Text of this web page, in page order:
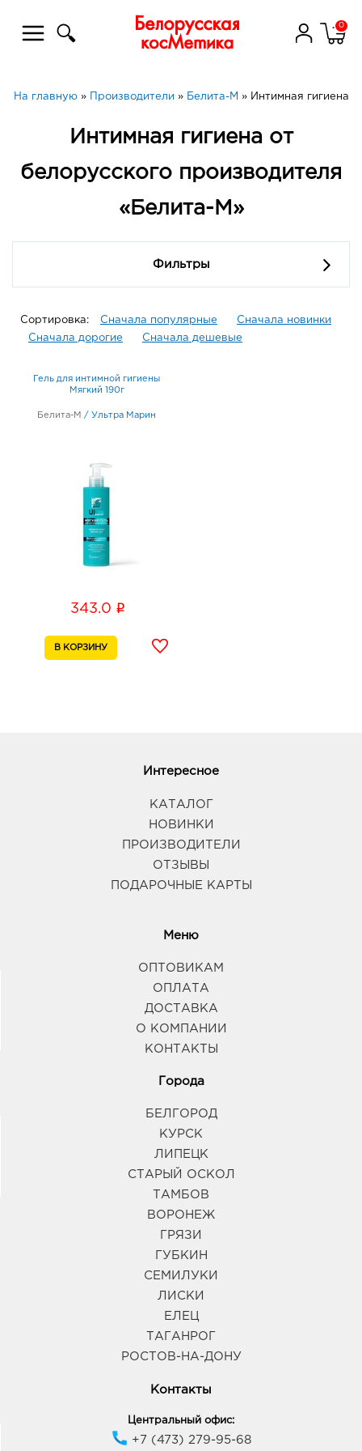
0
На главную» Производители » Белита-М » Интимная гигиена
Интимная гигиена от
белорусского производителя
«Белита-М»
Фильтры
Сортировка: Сначала популярные
Сначала новинки
Сначала дорогие
Сначала дешевые
Гель для интимной гигиены
Мягкий 190г
Белита-М / Ультра Марин
343.0 i
Интересное
КАТАЛОГ
НОВИНКИ
ПРОИЗВОДИТЕЛИ
ОТЗЫВЫ
ПОДАРОЧНЫЕ КАРТЫ
Меню
ОПТОВИКАМ
ОПЛАТА
ДОСТАВКА
О КОМПАНИИ
КОНТАКТЫ
Города
БЕЛГОРОД
КУРСК
ЛИПЕЦК
СТАРЫЙ ОСКОЛ
ТАМБОВ
ВОРОНЕЖ
ГРЯЗИ
ГУБКИН
СЕМИЛУКИ
ЛИСКИ
ЕЛЕЦ
ТАГАНРОГ
РОСТОВ-НА-ДОНУ
Контакты
Центральный офис:
+7 (473) 279-95-68